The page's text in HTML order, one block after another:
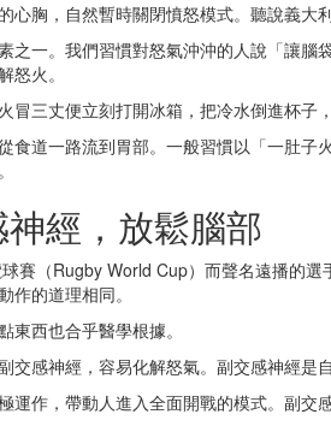
心胸，自然暫時關閉憤怒模式。聽說義大
之一。我們習慣對怒氣沖沖的人說「讓
怒火。
冒三丈便立刻打開冰箱，把冷水倒進杯子
食道一路流到胃部。一般習慣以「一肚
經，放鬆腦部
賽（Rugby World Cup）而聲名遠播的
作的道理相同。
東西也合乎醫學根據。
交感神經，容易化解怒氣。副交感神經是
運作，帶動人進入全面開戰的模式。副